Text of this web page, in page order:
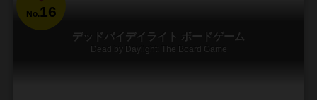
No. 16
デッドバイデイライト ボードゲーム
Dead by Daylight: The Board Game